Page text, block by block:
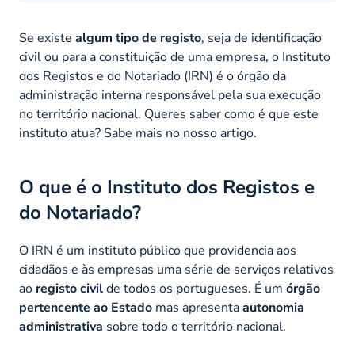
Se existe algum tipo de registo, seja de identificação
civil ou para a constituição de uma empresa, o Instituto
dos Registos e do Notariado (IRN) é o órgão da
administração interna responsável pela sua execução
no território nacional. Queres saber como é que este
instituto atua? Sabe mais no nosso artigo.
O que é o Instituto dos Registos e
do Notariado?
O IRN é um instituto público que providencia aos
cidadãos e às empresas uma série de serviços relativos
ao registo civilde todos os portugueses. É um órgão
pertencente ao Estado mas apresentaautonomia
administrativa sobre todo o território nacional.